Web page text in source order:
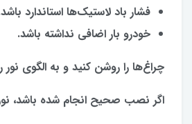
فشار باد لاستیک‌ها استاندارد
خودرو بار اضافی نداشته باشد.
چراغ‌ها را روشن کنید و به الگوی نور
اگر نصب صحیح انجام شده باشد،